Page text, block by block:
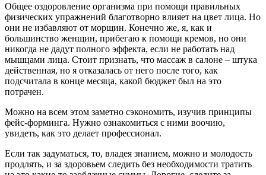
Общее оздоровление организма при помощи правильных
физических упражнений благотворно влияет на цвет лица. Но
они не избавляют от морщин. Конечно же, я, как и
большинство женщин, прибегаю к помощи кремов, но они
никогда не дадут полного эффекта, если не работать над
мышцами лица. Стоит признать, что массаж в салоне – штука
действенная, но я отказалась от него после того, как
подсчитала в конце месяца, какой бюджет был на это
потрачен.
Можно на всем этом заметно сэкономить, изучив принципы
фейс-форминга. Нужно ознакомиться с ними воочию,
увидеть, как это делает профессионал.
Если так задуматься, то, владея знанием, можно и молодость
продлять, и за здоровьем следить без необходимости тратить